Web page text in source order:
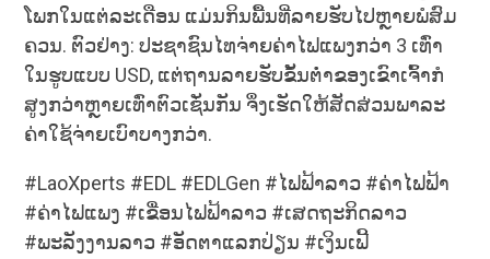
ໂພກໃນແຕ່ລະເດືອນ ແມ່ນກິນພື້ນທີ່ລາຍຮັບໄປຫຼາຍພໍສົມ
ຄວນ. ຕົວຢ່າງ: ປະຊາຊົນໄທຈ່າຍຄ່າໄຟແພງກວ່າ 3 ເທົ່າ
ໃນຮູບແບບ USD, ແຕ່ຖານລາຍຮັບຂັ້ນຕ່ຳຂອງເຂົາເຈົ້າກໍ
ສູງກວ່າຫຼາຍເທົ່າຕົວເຊັ່ນກັນ ຈຶ່ງເຮັດໃຫ້ສັດສ່ວນພາລະ
ຄ່າໃຊ້ຈ່າຍເບົາບາງກວ່າ.
#LaoXperts #EDL #EDLGen #ໄຟຟ້າລາວ #ຄ່າໄຟຟ້າ
#ຄ່າໄຟແພງ #ເຂື່ອນໄຟຟ້າລາວ #ເສດຖະກິດລາວ
#ພະລັງງານລາວ #ອັດຕາແລກປ່ຽນ #ເງິນເຟີ້